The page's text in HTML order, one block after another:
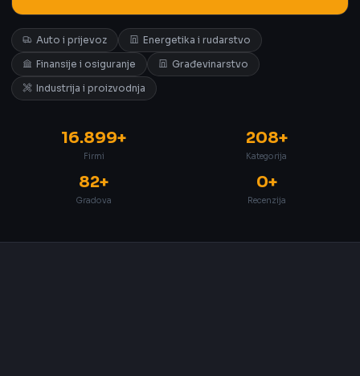
Auto i prijevoz
Energetika i rudarstvo
Finansije i osiguranje
Građevinarstvo
Industrija i proizvodnja
16.899+
Firmi
208+
Kategorija
82+
Gradova
0+
Recenzija